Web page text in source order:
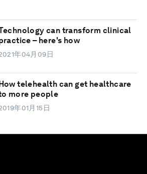
can transform clinical
– here's how
年04月09日
telehealth can get healthcare
more people
年01月15日